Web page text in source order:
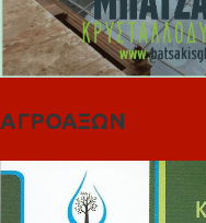
ΑΓΡΟΑΞΩΝ